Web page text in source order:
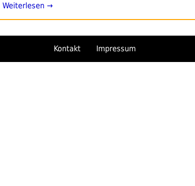
Weiterlesen →
Kontakt Impressum